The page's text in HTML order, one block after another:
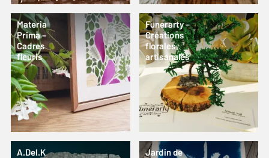
Materia
Prima –
Cadres
fleuris
Funerarty –
Créations
florales
artisanales
A.Del.K
Jardin de